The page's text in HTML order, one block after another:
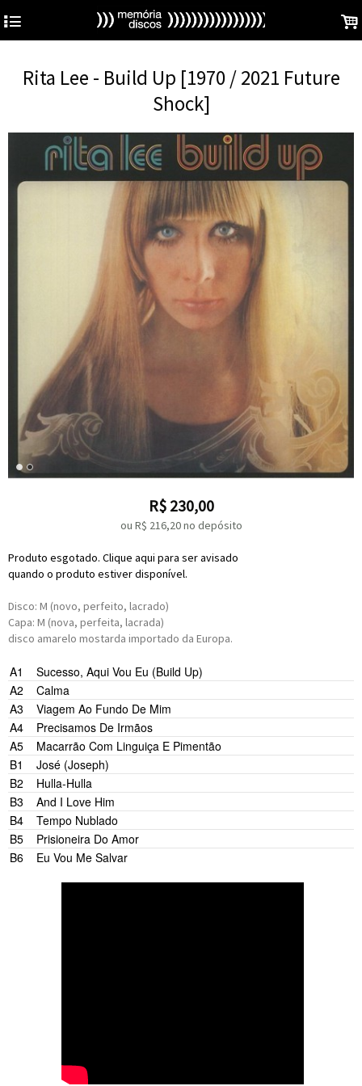
4 .
Rita Lee - Build Up [1970 / 2021 Future
Shock]
R$ 230,00
ou R$ 216,20no depósito
Produto esgotado. Clique aqui para ser avisado
quando o produto estiver disponível.
Disco: M (novo, perfeito, lacrado)
Capa: M (nova, perfeita, lacrada)
disco amarelo mostarda importado da Europa.
A1
Sucesso, Aqui Vou Eu (Build Up)
A2
Calma
A3
Viagem Ao Fundo De Mim
A4
Precisamos De Irmãos
A5
Macarrão Com Linguiça E Pimentão
B1
José (Joseph)Nara Leão
Georges Moustaki
B2
Hulla-Hulla
B3
And I Love HimRita Lee
Paul McCartney
B4
Tempo Nublado
B5
Prisioneira Do Amor
B6
Eu Vou Me Salvar